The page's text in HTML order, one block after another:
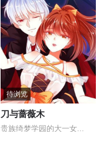
待浏览
刀与蔷薇木
贵族绮梦学园的大一女...